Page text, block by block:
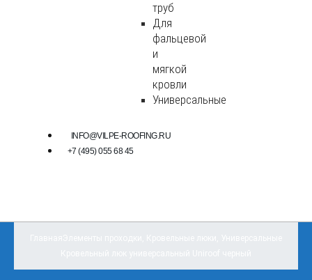
труб
Для
фальцевой
и
мягкой
кровли
Универсальные
INFO@VILPE-ROOFING.RU
+7 (495) 055 68 45